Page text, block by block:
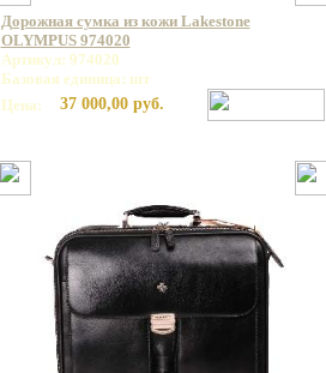
Дорожная сумка из кожи Lakestone
OLYMPUS 974020
Артикул: 974020
Базовая единица: шт
Цена:
37 000,00 руб.